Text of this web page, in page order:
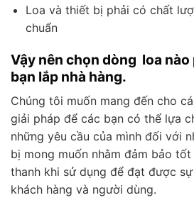
Loa và thiết bị phải có chất
chuẩn
Vậy nên chọn dòng loa
bạn lắp nhà hàng.
Chúng tôi muốn mang đến cho
giải pháp để các bạn có thể lựa
những yêu cầu của mình đối với
bị mong muốn nhằm đảm bảo
thanh khi sử dụng để đạt được
khách hàng và người dùng.